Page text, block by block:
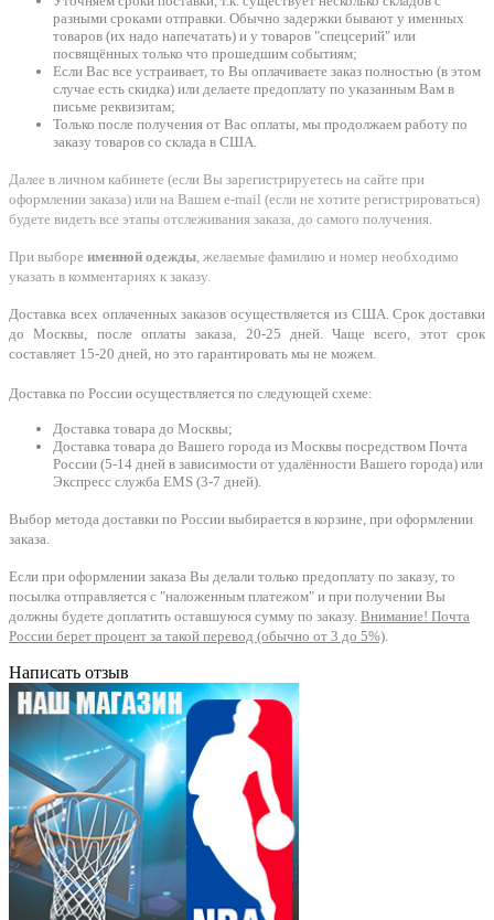
разными сроками отправки. Обычно задержки бывают у именных
товаров (их надо напечатать) и у товаров "спецсерий" или
посвящённых только что прошедшим событиям;
Если Вас все устраивает, то Вы оплачиваете заказ полностью (в этом
случае есть скидка) или делаете предоплату по указанным Вам в
письме реквизитам;
Только после получения от Вас оплаты, мы продолжаем работу по
заказу товаров со склада в США.
Далее в личном кабинете (если Вы зарегистрируетесь на сайте при
оформлении заказа) или на Вашем e-mail (если не хотите регистрироваться)
будете видеть все этапы отслеживания заказа, до самого получения.
При выборе именной одежды, желаемые фамилию и номер необходимо
указать в комментариях к заказу.
Доставка всех оплаченных заказов осуществляется из США. Срок доставки
до Москвы, после оплаты заказа, 20-25 дней. Чаще всего, этот срок
составляет 15-20 дней, но это гарантировать мы не можем.
Доставка по России осуществляется по следующей схеме:
Доставка товара до Москвы;
Доставка товара до Вашего города из Москвы посредством Почта
России (5-14 дней в зависимости от удалённости Вашего города) или
Экспресс служба EMS (3-7 дней).
Выбор метода доставки по России выбирается в корзине, при оформлении
заказа.
Если при оформлении заказа Вы делали только предоплату по заказу, то
посылка отправляется с "наложенным платежом" и при получении Вы
должны будете доплатить оставшуюся сумму по заказу. Внимание! Почта
России берет процент за такой перевод (обычно от 3 до 5%).
Написать отзыв